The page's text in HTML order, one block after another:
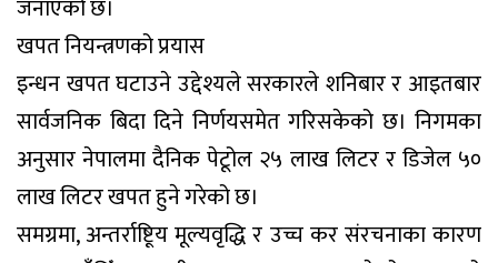
जनाएको छ।
खपत नियन्त्रणको प्रयास
इन्धन खपत घटाउने उद्देश्यले सरकारले शनिबार र आइतबार
सार्वजनिक बिदा दिने निर्णयसमेत गरिसकेको छ। निगमका
अनुसार नेपालमा दैनिक पेटूोल २५ लाख लिटर र डिजेल ५०
लाख लिटर खपत हुने गरेको छ।
समग्रमा, अन्तर्राष्टिूय मूल्यवृद्धि र उच्च कर संरचनाका कारण